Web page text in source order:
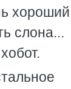
хороший
слона...